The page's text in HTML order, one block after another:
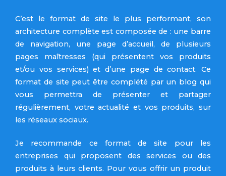
C’est le format de site le plus performant, son
architecture complète est composée de : une barre
de navigation, une page d’accueil, de plusieurs
pages maîtresses (qui présentent vos produits
et/ou vos services) et d’une page de contact. Ce
format de site peut être complété par un blog qui
vous permettra de présenter et partager
régulièrement, votre actualité et vos produits, sur
les réseaux sociaux.
Je recommande ce format de site pour les
entreprises qui proposent des services ou des
produits à leurs clients. Pour vous offrir un produit